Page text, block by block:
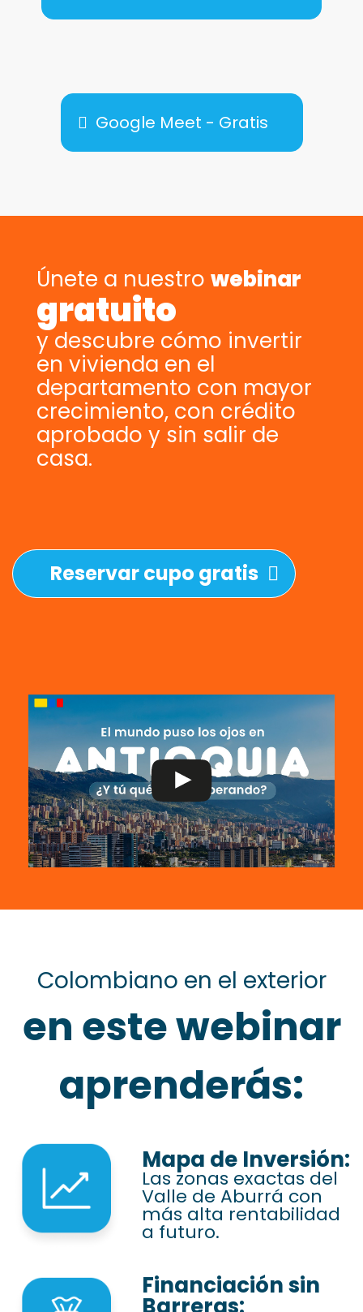
Google Meet - Gratis
Únete a nuestro webinar
gratuito
y descubre cómo invertir
en vivienda en el
departamento con mayor
crecimiento, con crédito
aprobado y sin salir de
casa.
Reservar cupo gratis
Colombiano en el exterior
en este webinar
aprenderás:
Mapa de Inversión:
Las zonas exactas del
Valle de Aburrá con
más alta rentabilidad
a futuro.
Financiación sin
Barreras: